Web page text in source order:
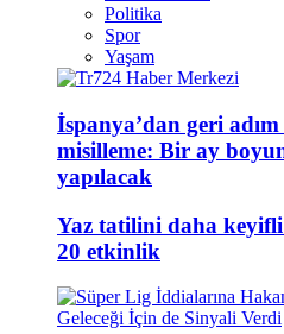
Politika
Spor
Yaşam
İspanya’dan geri
misilleme: Bir ay
yapılacak
Yaz tatilini daha
20 etkinlik